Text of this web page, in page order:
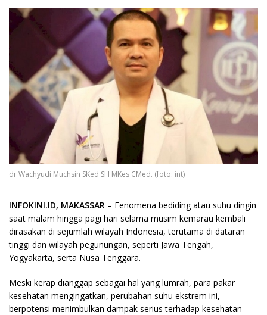
dr Wachyudi Muchsin SKed SH MKes CMed. (foto: int)
INFOKINI.ID, MAKASSAR – Fenomena bediding atau suhu dingin
saat malam hingga pagi hari selama musim kemarau kembali
dirasakan di sejumlah wilayah Indonesia, terutama di dataran
tinggi dan wilayah pegunungan, seperti Jawa Tengah,
Yogyakarta, serta Nusa Tenggara.
Meski kerap dianggap sebagai hal yang lumrah, para pakar
kesehatan mengingatkan, perubahan suhu ekstrem ini,
berpotensi menimbulkan dampak serius terhadap kesehatan